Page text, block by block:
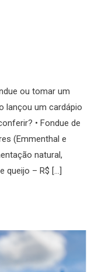
ou tomar um
lançou um cardápio
• Fondue de
(Emmenthal e
natural,
queijo – R$ […]